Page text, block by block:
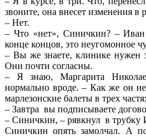
звоните, она внесет изменения в
– Нет.
– Что «нет», Синичкин? – Иван
конце концов, это неугомонное
– Вы же знаете, клинике нужен
Они почти согласны.
– Я знаю, Маргарита
нормально вроде. – Как же он
марлезонские балеты в трех
– Завтра вы подписываете
– Синичкин, – рявкнул в трубку
Синичкин опять замолчал. А